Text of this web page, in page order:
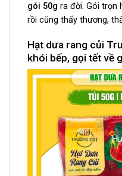
gói 50g ra đời. Gói trọn
rồi cũng thấy thương,
Hạt dưa rang củi
khói bếp, gọi tết về